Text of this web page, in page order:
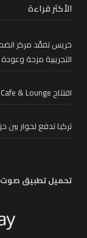
الأكثر قراءة
خريس تفقّد مركز
التجريبية مزحة
افتتاح Versa Cafe & Lounge برعاية بلدية صور
تركيا تدفع لحوار
تحميل تطبيق صوت